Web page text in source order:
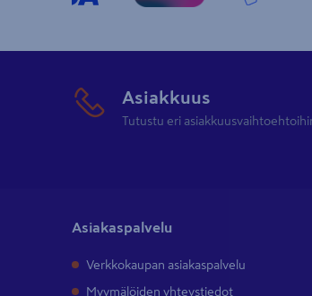
Asiakkuus
Tutustu eri
Asiakaspalvelu
Verkkokaupan asiakaspalvelu
Myymälöiden yhteystiedot